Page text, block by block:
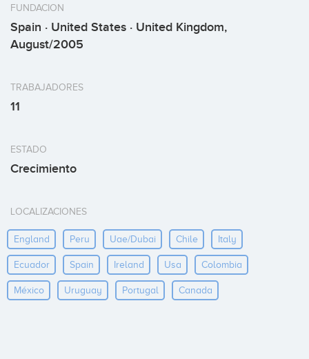
FUNDACION
Spain · United States · United Kingdom,
August/2005
TRABAJADORES
11
ESTADO
Crecimiento
LOCALIZACIONES
England Peru Uae/dubai Chile Italy
Ecuador Spain Ireland Usa Colombia
México Uruguay Portugal Canada